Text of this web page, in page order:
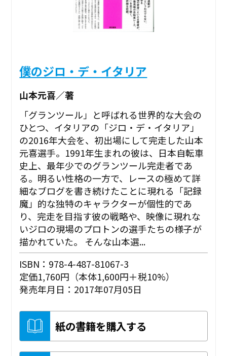
僕のジロ・デ・イタリア
山本元喜／著
「グランツール」と呼ばれる世界的な大会の
ひとつ、イタリアの「ジロ・デ・イタリア」
の2016年大会を、初出場にして完走した山本
元喜選手。1991年生まれの彼は、日本自転車
史上、最年少でのグランツール完走者であ
る。明るい性格の一方で、レースの極めて詳
細なブログを書き続けたことに現れる「記録
魔」的な独特のキャラクターが個性的であ
り、完走を目指す彼の戦略や、映像に現れな
いジロの現場のプロトンの選手たちの様子が
描かれていた。 そんな山本選...
ISBN：978-4-487-81067-3
定価1,760円（本体1,600円＋税10%）
発売年月日：2017年07月05日
紙の書籍を購入する